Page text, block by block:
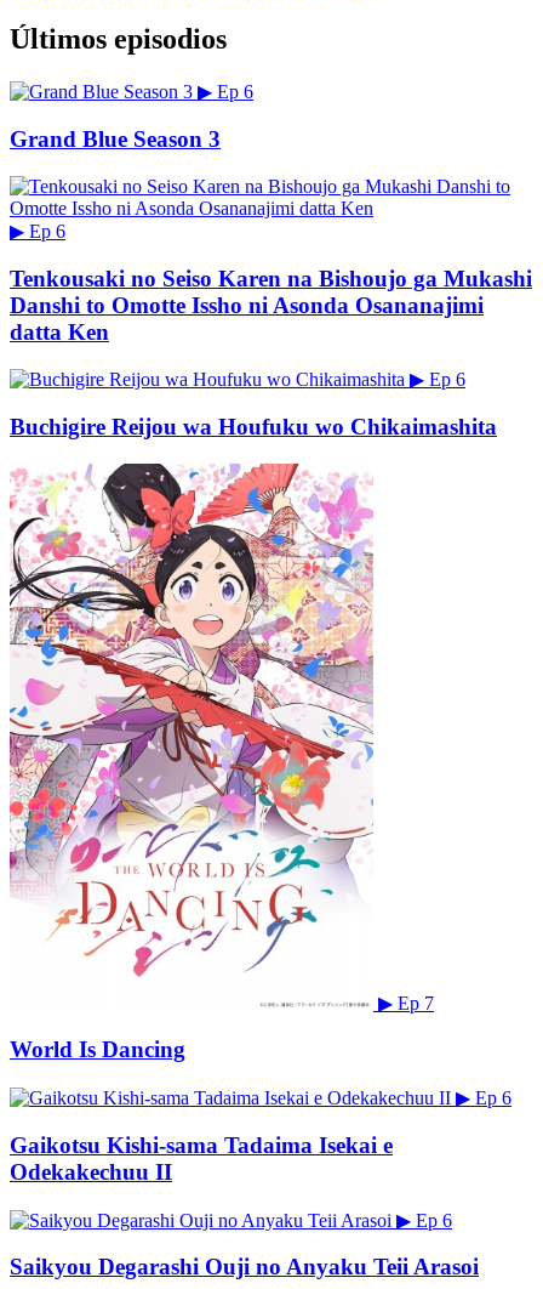
Últimos episodios
▶ Ep 6
Grand Blue Season 3
▶ Ep 6
Tenkousaki no Seiso Karen na Bishoujo ga Mukashi
Danshi to Omotte Issho ni Asonda Osananajimi
datta Ken
▶ Ep 6
Buchigire Reijou wa Houfuku wo Chikaimashita
▶ Ep 7
World Is Dancing
▶ Ep 6
Gaikotsu Kishi-sama Tadaima Isekai e
Odekakechuu II
▶ Ep 6
Saikyou Degarashi Ouji no Anyaku Teii Arasoi